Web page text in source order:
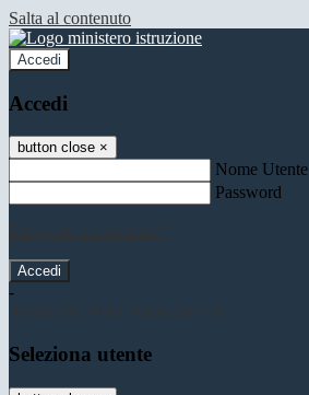
Salta al contenuto
Accedi
Accedi
button close ×
Nome Utente
Password
-
Seleziona utente